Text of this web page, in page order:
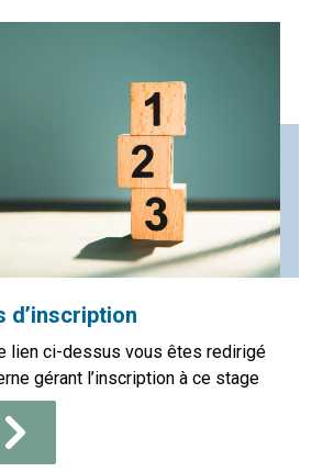
d’inscription
lien ci-dessus vous êtes redirigé
gérant l’inscription à ce stage